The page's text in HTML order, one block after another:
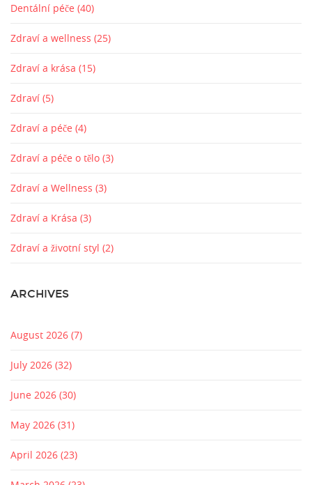
Dentální péče (40)
Zdraví a wellness (25)
Zdraví a krása (15)
Zdraví (5)
Zdraví a péče (4)
Zdraví a péče o tělo (3)
Zdraví a Wellness (3)
Zdraví a Krása (3)
Zdraví a životní styl (2)
ARCHIVES
August 2026 (7)
July 2026 (32)
June 2026 (30)
May 2026 (31)
April 2026 (23)